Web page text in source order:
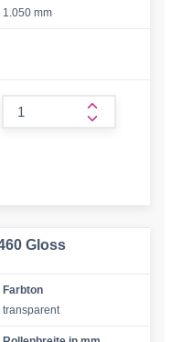
1.050 mm
form.increase-
Gloss
Farbton
transparent